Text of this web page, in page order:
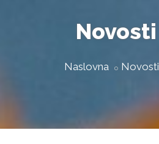
Novosti
Naslovna Novosti